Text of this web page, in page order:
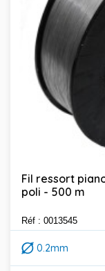
Fil ressort
poli - 500 m
Réf : 0013545
0.2mm